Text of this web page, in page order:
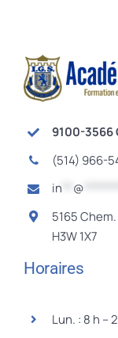
9100-3566
(514) 966-
in
@
5165
H3W 1X7
Horaires
Lun. : 8 h –